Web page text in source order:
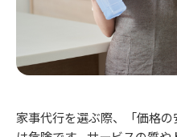
家事代行を選ぶ際、「価格